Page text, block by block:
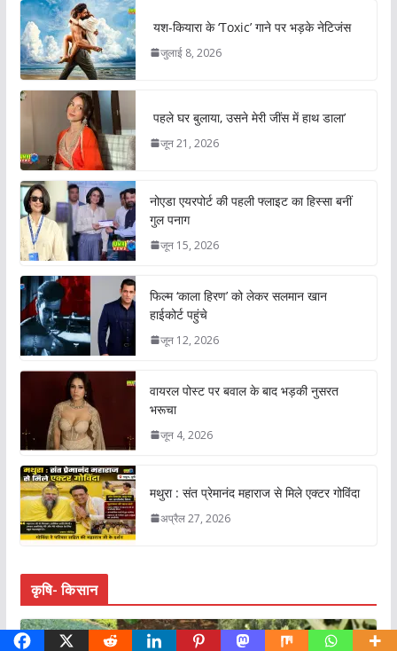
यश-कियारा के ‘Toxic’ गाने पर भड़के नेटिजंस
जुलाई 8, 2026
पहले घर बुलाया, उसने मेरी जींस में हाथ डाला’
जून 21, 2026
नोएडा एयरपोर्ट की पहली फ्लाइट का हिस्सा बनीं
गुल पनाग
जून 15, 2026
फिल्म ‘काला हिरण’ को लेकर सलमान खान
हाईकोर्ट पहुंचे
जून 12, 2026
वायरल पोस्ट पर बवाल के बाद भड़की नुसरत
भरूचा
जून 4, 2026
मथुरा : संत प्रेमानंद महाराज से मिले एक्टर गोविंदा
अप्रैल 27, 2026
कृषि- किसान